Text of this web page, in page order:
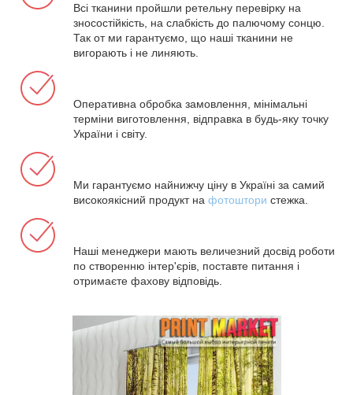
Всі тканини пройшли ретельну перевірку на
зносостійкість, на слабкість до палючому сонцю.
Так от ми гарантуємо, що наші тканини не
вигорають і не линяють.
Оперативна обробка замовлення, мінімальні
терміни виготовлення, відправка в будь-яку точку
України і світу.
Ми гарантуємо найнижчу ціну в Україні за самий
високоякісний продукт на фотоштори стежка.
Наші менеджери мають величезний досвід роботи
по створенню інтер'єрів, поставте питання і
отримаєте фахову відповідь.